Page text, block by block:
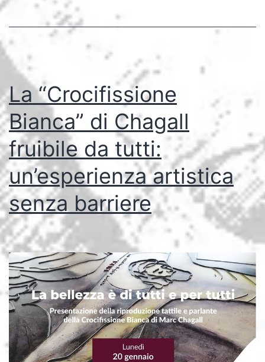
La “Crocifissione
Bianca” di Chagall
fruibile da tutti:
un’esperienza artistica
senza barriere